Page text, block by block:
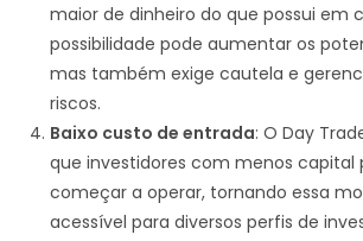
maior de dinheiro do que possui em
possibilidade pode aumentar os
mas também exige cautela e
riscos.
Baixo custo de entrada: O Day
que investidores com menos capital
começar a operar, tornando essa
acessível para diversos perfis de